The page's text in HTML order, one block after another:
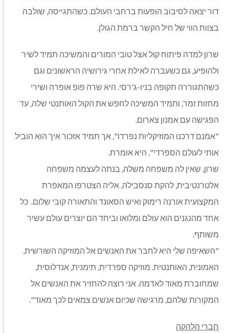
דור יצאה לסיבוב הופעות ברחבי העולם. כשהתגייסה, שולבה
בצוות הווי של חיל הקשר ברמת הגולן.
שרון למדה פיתוח קול אצל טובי המורים והמשיכה תמיד לשיר
ולהופיע, גם כשעברה לאילת אחרי גירושיה הראשונים וגם
כשהתגוררה תקופה בניו-ג'רסי. היא שרה פופ אופרה ושירי
מחזות זמר, ותמיד המשיכה לחפש את הקול האותנטי שלה, עד
הפגישה עם אמנון צארום.
"אמנם דרכנו המוזיקליות נפרדו", אך תמיד אזכור איך הוא הוביל
אותי לעולם הספרדי", היא אומרת.
שרון, שאין לה משפחה משלה, בנתה לעצמה משפחה
אלטרנטיבית, להקת סנסבילה, אליה הצטרפו המאפרת
המקצועית אורנה רימוק ואיש הסאונד והתאורה קובי שלום. כל
אחד מהנגנים הוא עולם ומלואו וביחד הם יוצרים עולם עשיר
משותף.
"השאיפה שלי היא לחבר את האנשים אל המוזיקה השורשית,
האמונית, האותנטית. מוזיקה ספרדית, תימנית, אנדלוסית,
שמחוברת מאוד לאדמה. אני רוצה להחזיר את האנשים אל
המקורות שלהם, מרגישה שכיום אנשים צמאים לכך מאוד".
חברי הלהקה